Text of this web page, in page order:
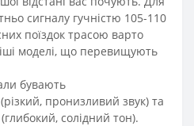
сигналу гучністю 105-110
поїздок трасою варто
моделі, що перевищують
бувають
пронизливий звук) та
солідний тон).